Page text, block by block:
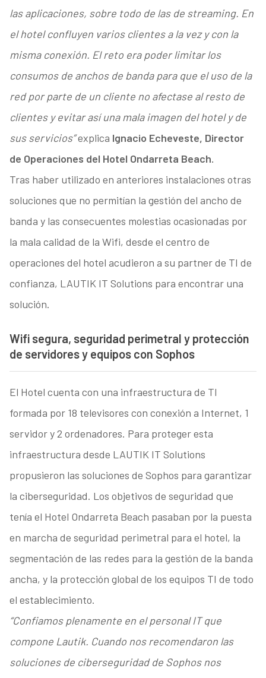
las aplicaciones, sobre todo de las de streaming. En
el hotel confluyen varios clientes a la vez y con la
misma conexión. El reto era poder limitar los
consumos de anchos de banda para que el uso de la
red por parte de un cliente no afectase al resto de
clientes y evitar así una mala imagen del hotel y de
sus servicios”explica Ignacio Echeveste, Director
de Operaciones del Hotel Ondarreta Beach.
Tras haber utilizado en anteriores instalaciones otras
soluciones que no permitían la gestión del ancho de
banda y las consecuentes molestias ocasionadas por
la mala calidad de la Wifi, desde el centro de
operaciones del hotel acudieron a su partner de TI de
confianza, LAUTIK IT Solutions para encontrar una
solución.
Wifi segura, seguridad perimetral y protección
de servidores y equipos con Sophos
El Hotel cuenta con una infraestructura de TI
formada por 18 televisores con conexión a Internet, 1
servidor y 2 ordenadores. Para proteger esta
infraestructura desde LAUTIK IT Solutions
propusieron las soluciones de Sophos para garantizar
la ciberseguridad. Los objetivos de seguridad que
tenía el Hotel Ondarreta Beach pasaban por la puesta
en marcha de seguridad perimetral para el hotel, la
segmentación de las redes para la gestión de la banda
ancha, y la protección global de los equipos TI de todo
el establecimiento.
“Confiamos plenamente en el personal IT que
compone Lautik. Cuando nos recomendaron las
soluciones de ciberseguridad de Sophos nos